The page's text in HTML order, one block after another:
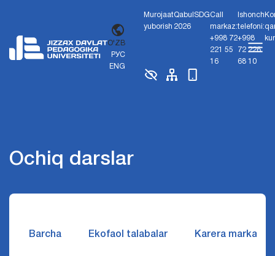
O'ZB
РУС
ENG
Murojaat
yuborish
Qabul
2026
SDGCall
markaz:
+998 72
221 55
16
Ishonch
telefoni:
+998
72 226
68 10
Ochiq darslar
Barcha Ekofaol talabalar Karera markazi